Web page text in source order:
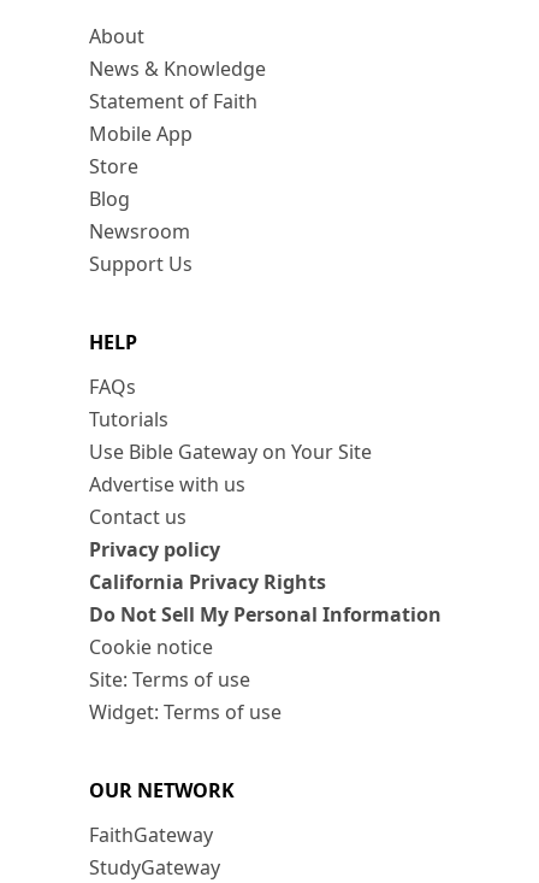
About
News & Knowledge
Statement of Faith
Mobile App
Store
Blog
Newsroom
Support Us
HELP
FAQs
Tutorials
Use Bible Gateway on Your Site
Advertise with us
Contact us
Privacy policy
California Privacy Rights
Do Not Sell My Personal Information
Cookie notice
Site: Terms of use
Widget: Terms of use
OUR NETWORK
FaithGateway
StudyGateway